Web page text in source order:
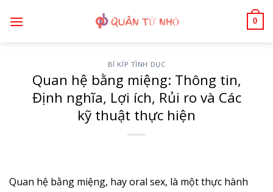
qua
0
BÍ KÍP TÌNH DỤC
Quan hệ bằng miệng: Thông tin,
Định nghĩa, Lợi ích, Rủi ro và Các
kỹ thuật thực hiện
Quan hệ bằng miệng, hay oral sex, là một thực hành